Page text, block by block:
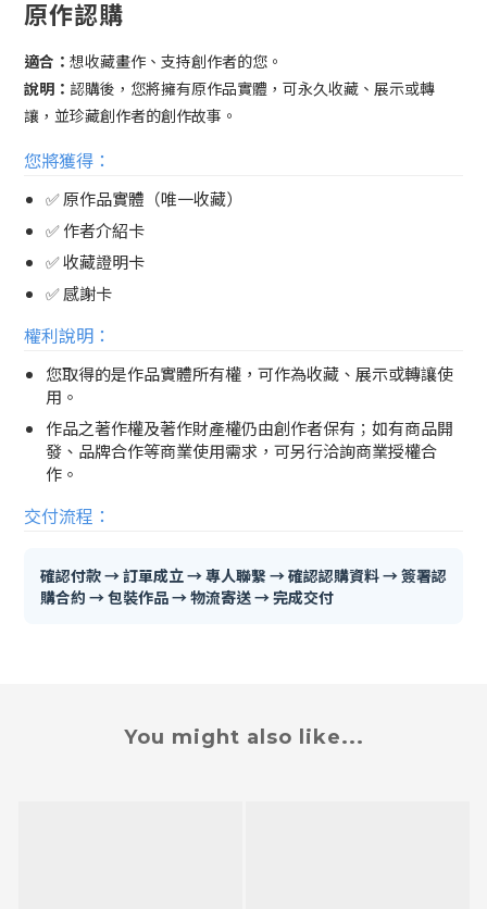
原作認購
適合： 想收藏畫作、支持創作者的您。
說明： 認購後，您將擁有原作品實體，可永久收藏、展示或轉
讓，並珍藏創作者的創作故事。
您將獲得：
✅ 原作品實體（唯一收藏）
✅ 作者介紹卡
✅ 收藏證明卡
✅ 感謝卡
權利說明：
您取得的是作品實體所有權，可作為收藏、展示或轉讓使
用。
作品之著作權及著作財產權仍由創作者保有；如有商品開
發、品牌合作等商業使用需求，可另行洽詢商業授權合
作。
交付流程：
確認付款 → 訂單成立 → 專人聯繫 → 確認認購資料 → 簽署認
購合約 → 包裝作品 → 物流寄送 → 完成交付
You might also like...